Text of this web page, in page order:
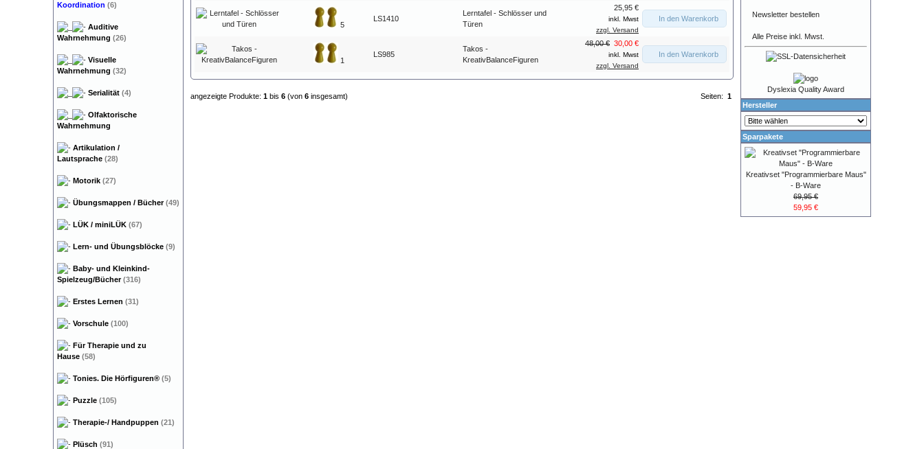
5
LS1410
Lerntafel - Schlösser und
Türen
25,95 €
inkl. Mwst
zzgl. Versand
In den Warenkorb
1
LS985
Takos -
KreativBalanceFiguren
48,00 € 30,00 €
inkl. Mwst
zzgl. Versand
In den Warenkorb
Seiten: 1
angezeigte Produkte: 1 bis 6 (von 6 insgesamt)
Koordination (6)
Auditive
Wahrnehmung (26)
Visuelle
Wahrnehmung (32)
Serialität (4)
Olfaktorische
Wahrnehmung
Artikulation /
Lautsprache (28)
Motorik (27)
Übungsmappen / Bücher(49)
LÜK / miniLÜK (67)
Lern- und Übungsblöcke (9)
Baby- und Kleinkind-
Spielzeug/Bücher(316)
Erstes Lernen (31)
Vorschule (100)
Für Therapie und zu
Hause (58)
Tonies. Die Hörfiguren® (5)
Puzzle (105)
Therapie-/ Handpuppen (21)
Plüsch (91)
Newsletter bestellen
Alle Preise inkl. Mwst.
Dyslexia Quality Award
Hersteller
Sparpakete
Kreativset "Programmierbare Maus"
- B-Ware
69,95 €
59,95 €